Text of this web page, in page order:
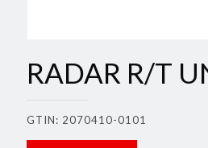
RADAR R/T
GTIN: 2070410-0101